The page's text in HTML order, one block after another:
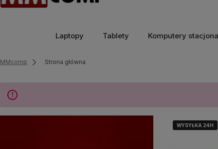
Laptopy Tablety Komputery
MMcomp Strona główna
WYSYŁKA 24H
WYSYŁKA 24H